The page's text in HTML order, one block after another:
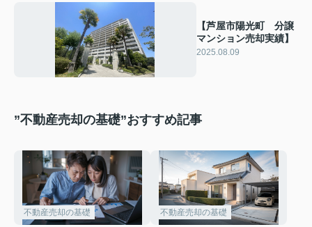
【芦屋市陽光町 分譲
マンション売却実績】
2025.08.09
”不動産売却の基礎”おすすめ記事
不動産売却の基礎 不動産売却の基礎